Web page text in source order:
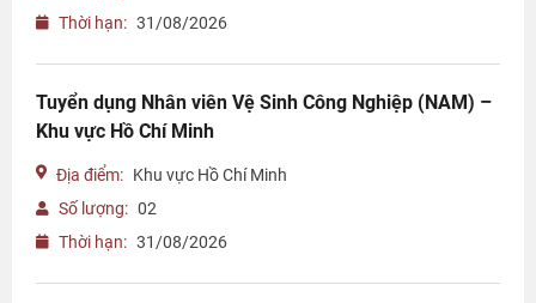
Thời hạn: 31/08/2026
Tuyển dụng Nhân viên Vệ Sinh Công Nghiệp (NAM) –
Khu vực Hồ Chí Minh
Địa điểm: Khu vực Hồ Chí Minh
Số lượng: 02
Thời hạn: 31/08/2026